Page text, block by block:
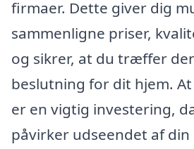
firmaer. Dette giver dig
sammenligne priser,
og sikrer, at du træffer
beslutning for dit hjem.
er en vigtig investering,
påvirker udseendet af din